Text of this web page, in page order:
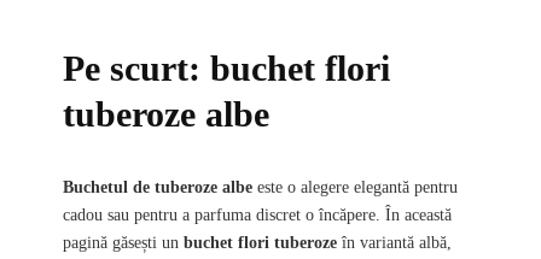
Pe scurt: buchet flori
tuberoze albe
Buchetul de tuberoze albe este o alegere elegantă pentru
cadou sau pentru a parfuma discret o încăpere. În această
pagină găsești un buchet flori tuberoze în variantă albă,